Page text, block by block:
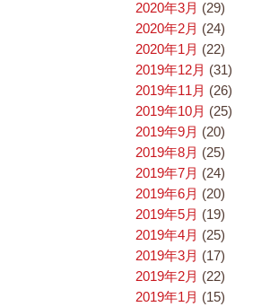
2020年3月 (29)
2020年2月 (24)
2020年1月 (22)
2019年12月 (31)
2019年11月 (26)
2019年10月 (25)
2019年9月 (20)
2019年8月 (25)
2019年7月 (24)
2019年6月 (20)
2019年5月 (19)
2019年4月 (25)
2019年3月 (17)
2019年2月 (22)
2019年1月 (15)